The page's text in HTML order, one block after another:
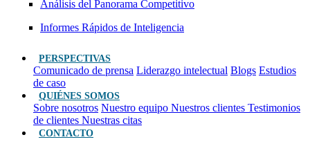
Análisis del Panorama Competitivo
Informes Rápidos de Inteligencia
PERSPECTIVAS
Comunicado de prensa Liderazgo intelectual Blogs Estudios
de caso
QUIÉNES SOMOS
Sobre nosotros Nuestro equipo Nuestros clientes Testimonios
de clientes Nuestras citas
CONTACTO